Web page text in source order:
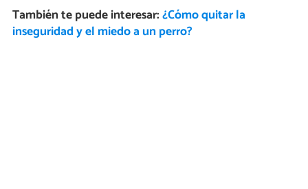
También te puede interesar:¿Cómo quitar la
inseguridad y el miedo a un perro?